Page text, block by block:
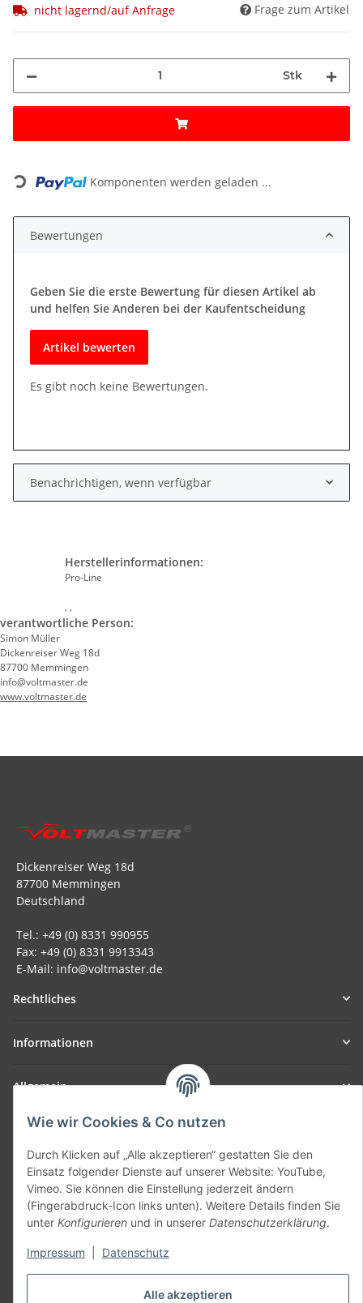
Alle akzeptieren
Wie wir Cookies & Co nutzen
Durch Klicken auf „Alle akzeptieren“ gestatten Sie den
Einsatz folgender Dienste auf unserer Website: YouTube,
Vimeo. Sie können die Einstellung jederzeit ändern
(Fingerabdruck-Icon links unten). Weitere Details finden Sie
unter Konfigurieren und in unserer Datenschutzerklärung.
Impressum Datenschutz
nicht lagernd/auf Anfrage Frage zum Artikel
Stk
Loading... Komponenten werden geladen ...
Bewertungen
Geben Sie die erste Bewertung für diesen Artikel ab
und helfen Sie Anderen bei der Kaufentscheidung
Artikel bewerten
Es gibt noch keine Bewertungen.
Benachrichtigen, wenn verfügbar
Herstellerinformationen:
Pro-Line
, ,
verantwortliche Person:
Simon Müller
Dickenreiser Weg 18d
87700 Memmingen
info@voltmaster.de
www.voltmaster.de
Dickenreiser Weg 18d
87700 Memmingen
Deutschland
Tel.: +49 (0) 8331 990955
Fax: +49 (0) 8331 9913343
E-Mail: info@voltmaster.de
Rechtliches
Informationen
Allgemein
Teil unseres Netzwerks:
SmoliTec - Safety. Simplified. Worldwide. ( B2B Shop )
Vertrag widerrufen
* Alle Preise inkl. gesetzlicher USt., zzgl.Versand